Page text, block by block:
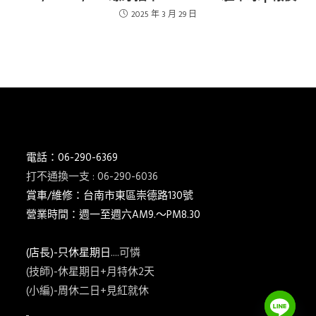
2025 年 3 月 29 日
電話：06-290-6369
打不通換一支 : 06-290-6036
賞車/維修：台南市東區崇德路130號
營業時間：週一至週六AM9.～PM8.30
(店長)-只休星期日....可憐
(技師)-休星期日+月特休2天
(小編)-周休二日+見紅就休